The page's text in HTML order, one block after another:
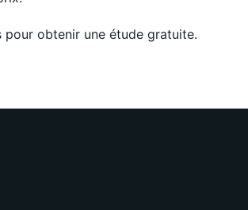
pour obtenir une étude gratuite.